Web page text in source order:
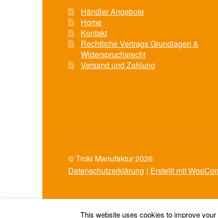
Händler Angebote
Home
Kontakt
Rechtliche Vertrags Grundlagen &
Widerspruchsrecht
Versand und Zahlung
© Troki Manufaktur 2026
Datenschutzerklärung
Erstellt mit
This website uses cookies to improve